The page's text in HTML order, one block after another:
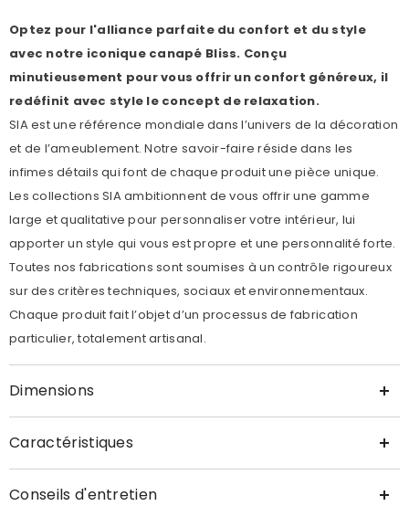
Optez pour l'alliance parfaite du confort et du style
avec notre iconique canapé Bliss. Conçu
minutieusement pour vous offrir un confort généreux, il
redéfinit avec style le concept de relaxation.
SIA est une référence mondiale dans l’univers de la décoration
et de l’ameublement. Notre savoir-faire réside dans les
infimes détails qui font de chaque produit une pièce unique.
Les collections SIA ambitionnent de vous offrir une gamme
large et qualitative pour personnaliser votre intérieur, lui
apporter un style qui vous est propre et une personnalité forte.
Toutes nos fabrications sont soumises à un contrôle rigoureux
sur des critères techniques, sociaux et environnementaux.
Chaque produit fait l’objet d’un processus de fabrication
particulier, totalement artisanal.
Dimensions
Caractéristiques
Conseils d'entretien